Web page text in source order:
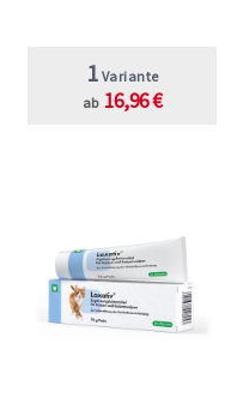
1 Variante
ab 16,96 €